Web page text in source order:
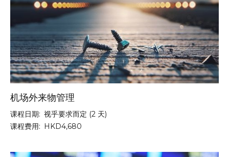
机场外来物管理
课程日期: 视乎要求而定 (2 天)
课程费用: HKD4,680